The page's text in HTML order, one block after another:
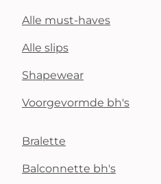
Alle must-haves
Alle slips
Shapewear
Voorgevormde bh's
Bralette
Balconnette bh's